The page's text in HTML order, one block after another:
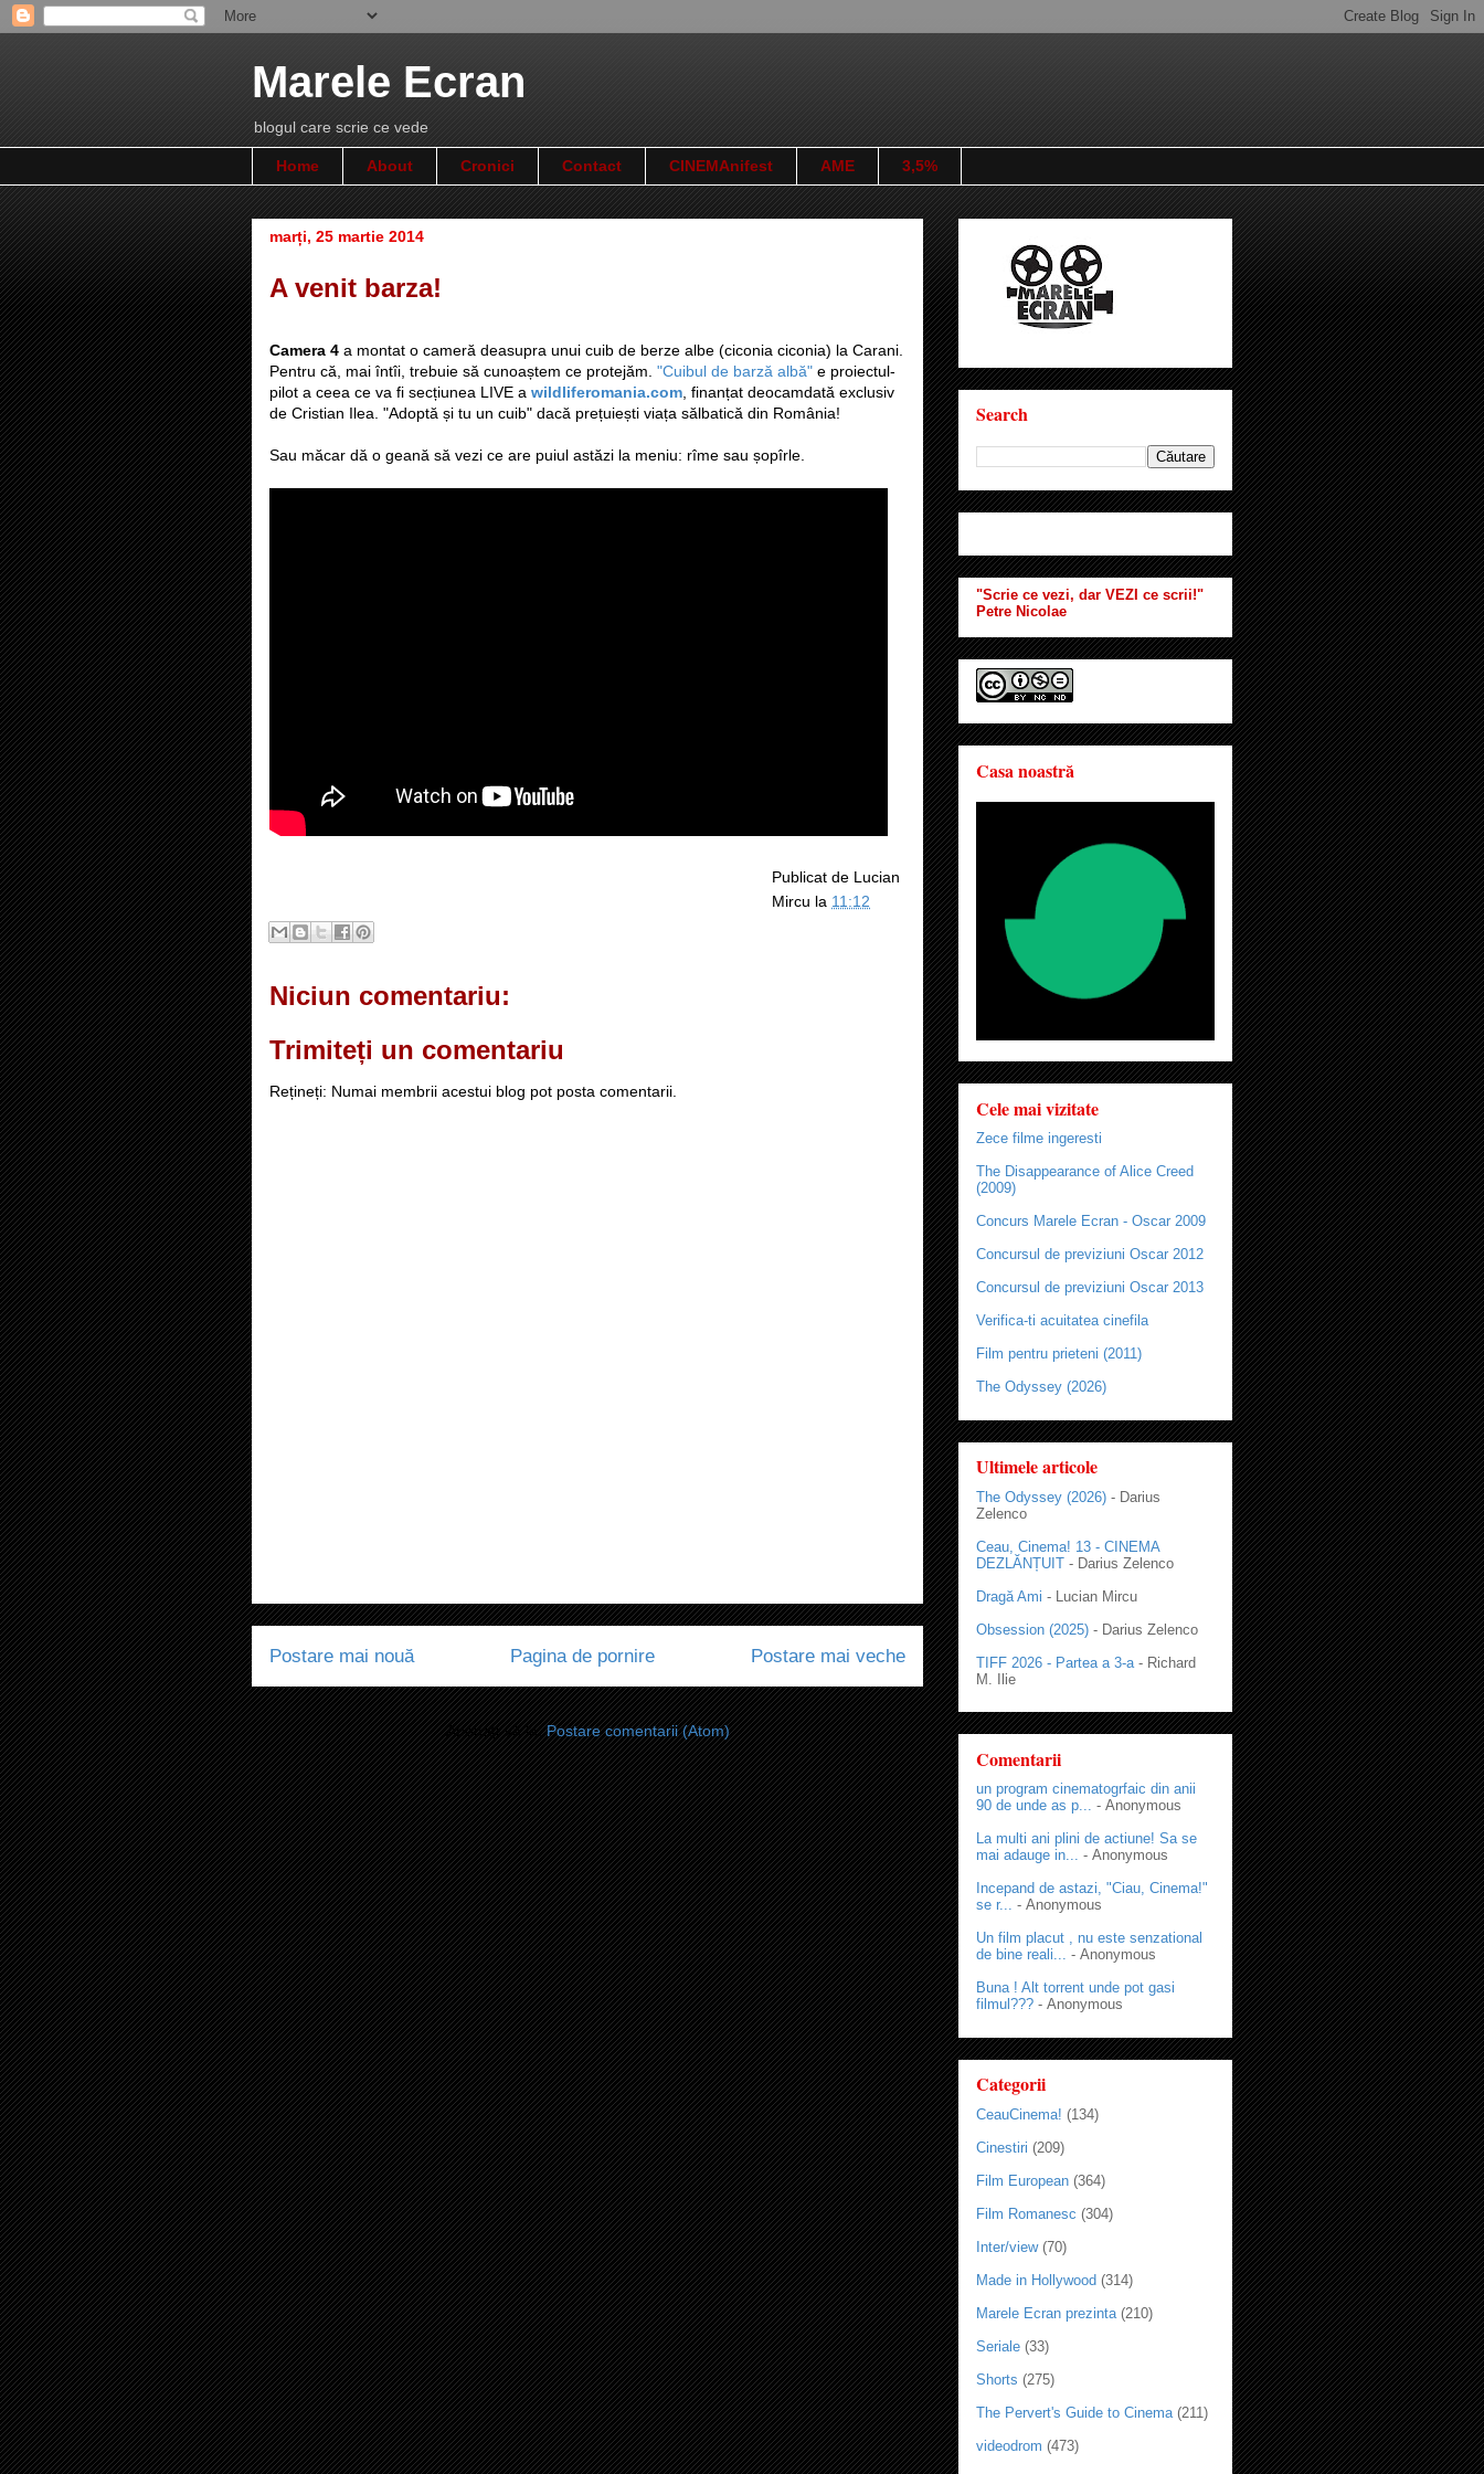
Marele Ecran
blogul care scrie ce vede
Home About Cronici Contact CINEMAnifest AME 3,5%
marți, 25 martie 2014
A venit barza!
Camera 4 a montat o cameră deasupra unui cuib de berze albe (ciconia ciconia) la Carani.
Pentru că, mai întîi, trebuie să cunoaștem ce protejăm. "Cuibul de barză albă" e proiectul-
pilot a ceea ce va fi secțiunea LIVE a wildliferomania.com , finanțat deocamdată exclusiv
de Cristian Ilea. "Adoptă și tu un cuib" dacă prețuiești viața sălbatică din România!
Sau măcar dă o geană să vezi ce are puiul astăzi la meniu: rîme sau șopîrle.
Publicat de Lucian
Mircu la 11:12
Niciun comentariu:
Trimiteți un comentariu
Rețineți: Numai membrii acestui blog pot posta comentarii.
Postare mai nouă Postare mai veche
Pagina de pornire
Abonați-vă la:Postare comentarii (Atom)
Search
"Scrie ce vezi, dar VEZI ce scrii!"
Petre Nicolae
Casa noastră
Cele mai vizitate
Zece filme ingeresti
The Disappearance of Alice Creed
(2009)
Concurs Marele Ecran - Oscar 2009
Concursul de previziuni Oscar 2012
Concursul de previziuni Oscar 2013
Verifica-ti acuitatea cinefila
Film pentru prieteni (2011)
The Odyssey (2026)
Ultimele articole
The Odyssey (2026) - Darius
Zelenco
Ceau, Cinema! 13 - CINEMA
DEZLĂNȚUIT - Darius Zelenco
Dragă Ami - Lucian Mircu
Obsession (2025) - Darius Zelenco
TIFF 2026 - Partea a 3-a - Richard
M. Ilie
Comentarii
un program cinematogrfaic din anii
90 de unde as p... - Anonymous
La multi ani plini de actiune! Sa se
mai adauge in... - Anonymous
Incepand de astazi, "Ciau, Cinema!"
se r... - Anonymous
Un film placut , nu este senzational
de bine reali... - Anonymous
Buna ! Alt torrent unde pot gasi
filmul??? - Anonymous
Categorii
CeauCinema! (134)
Cinestiri (209)
Film European (364)
Film Romanesc (304)
Inter/view (70)
Made in Hollywood (314)
Marele Ecran prezinta (210)
Seriale (33)
Shorts (275)
The Pervert's Guide to Cinema (211)
videodrom (473)